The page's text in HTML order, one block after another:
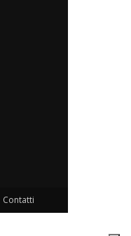
Contatti